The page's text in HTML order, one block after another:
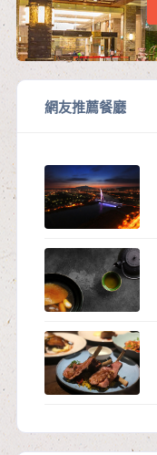
網友推薦餐廳